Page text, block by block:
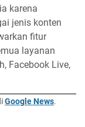
karena
jenis konten
fitur
layanan
Facebook Live,
Google News.